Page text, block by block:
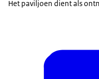
Het paviljoen dient als